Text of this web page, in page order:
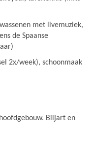
met livemuziek,
de Spaanse
2x/week), schoonmaak
Biljart en